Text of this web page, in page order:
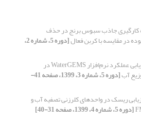
به‎ کارگیری جاذب سبوس برنج در حذف
در مقایسه با کربن فعال [دوره 5، شماره 2،
ارزیابی عملکرد نرم‌افزار WaterGEMS در
آب [دوره 5، شماره 3، 1399، صفحه 41-
ریسک در واحدهای کلرزنی تصفیه آب و
[دوره 5، شماره 4، 1399، صفحه 31-40]